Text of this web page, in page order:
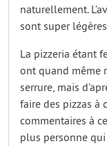
naturellement.
sont super
La pizzeria étant
ont quand même
serrure, mais
faire des pizzas à
commentaires à
plus personne qui